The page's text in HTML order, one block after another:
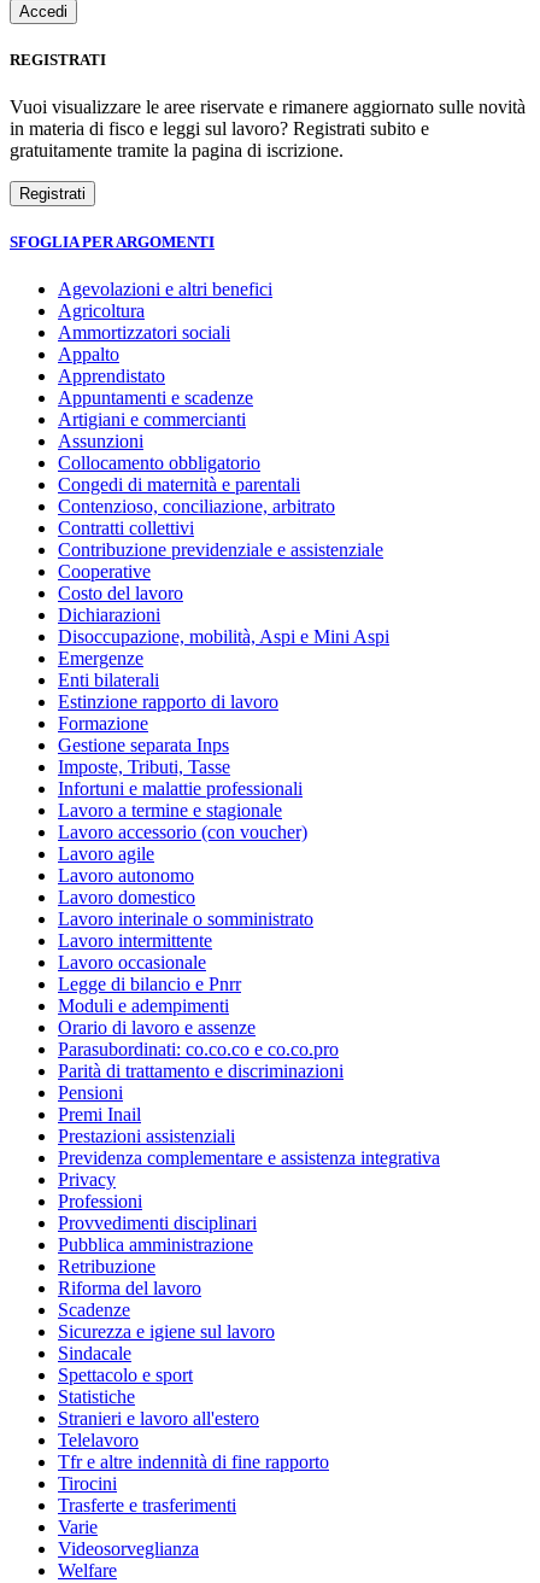
REGISTRATI
Vuoi visualizzare le aree riservate e rimanere aggiornato sulle novità
in materia di fisco e leggi sul lavoro? Registrati subito e
gratuitamente tramite la pagina di iscrizione.
SFOGLIA PER ARGOMENTI
Agevolazioni e altri benefici
Agricoltura
Ammortizzatori sociali
Appalto
Apprendistato
Appuntamenti e scadenze
Artigiani e commercianti
Assunzioni
Collocamento obbligatorio
Congedi di maternità e parentali
Contenzioso, conciliazione, arbitrato
Contratti collettivi
Contribuzione previdenziale e assistenziale
Cooperative
Costo del lavoro
Dichiarazioni
Disoccupazione, mobilità, Aspi e Mini Aspi
Emergenze
Enti bilaterali
Estinzione rapporto di lavoro
Formazione
Gestione separata Inps
Imposte, Tributi, Tasse
Infortuni e malattie professionali
Lavoro a termine e stagionale
Lavoro accessorio (con voucher)
Lavoro agile
Lavoro autonomo
Lavoro domestico
Lavoro interinale o somministrato
Lavoro intermittente
Lavoro occasionale
Legge di bilancio e Pnrr
Moduli e adempimenti
Orario di lavoro e assenze
Parasubordinati: co.co.co e co.co.pro
Parità di trattamento e discriminazioni
Pensioni
Premi Inail
Prestazioni assistenziali
Previdenza complementare e assistenza integrativa
Privacy
Professioni
Provvedimenti disciplinari
Pubblica amministrazione
Retribuzione
Riforma del lavoro
Scadenze
Sicurezza e igiene sul lavoro
Sindacale
Spettacolo e sport
Statistiche
Stranieri e lavoro all'estero
Telelavoro
Tfr e altre indennità di fine rapporto
Tirocini
Trasferte e trasferimenti
Varie
Videosorveglianza
Welfare